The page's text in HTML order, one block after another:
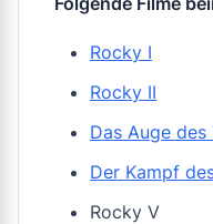
Rocky I
Rocky II
Das Auge des
Der Kampf
Rocky V